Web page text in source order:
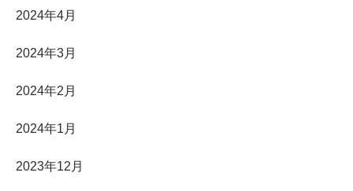
2024年4月
2024年3月
2024年2月
2024年1月
2023年12月